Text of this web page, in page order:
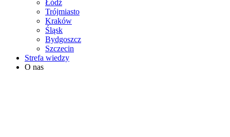
Łódź
Trójmiasto
Kraków
Śląsk
Bydgoszcz
Szczecin
Strefa wiedzy
O nas